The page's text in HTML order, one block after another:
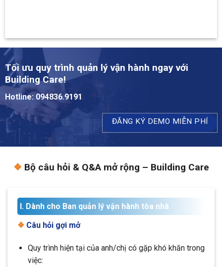
Tối ưu quy trình quản lý vận hành ngay với
Building Care!
Hotline: 094836.9191
ĐĂNG KÝ DEMO MIỄN PHÍ
❖Bộ câu hỏi & Q&A mở rộng – Building Care
I. Dành cho Ban quản lý vận hành tòa nhà
❖ Câu hỏi gợi mở
Quy trình hiện tại của anh/chị có gặp khó khăn trong
việc: